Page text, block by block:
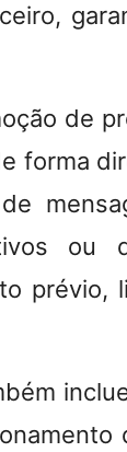
de
forma
ou
prévio,